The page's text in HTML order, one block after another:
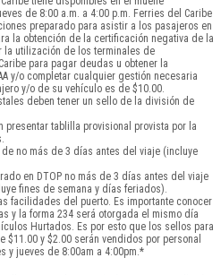
de 8:00 a.m. a 4:00 p.m. Ferries del Caribe
preparado para asistir a los pasajeros en
la obtención de la certificación negativa de la
la utilización de los terminales de
para pagar deudas u obtener la
y/o completar cualquier gestión necesaria
y/o de su vehículo es de $10.00.
deben tener un sello de la división de
presentar tablilla provisional provista por la
de no más de 3 días antes del viaje (incluye
en DTOP no más de 3 días antes del viaje
fines de semana y días feriados).
facilidades del puerto. Es importante conocer
y la forma 234 será otorgada el mismo día
Hurtados. Es por esto que los sellos para
$11.00 y $2.00 serán vendidos por personal
y jueves de 8:00am a 4:00pm.*